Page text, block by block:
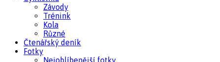
Závody
Trénink
Kola
Různé
Čtenářský deník
Fotky
Nejoblíbenější fotky